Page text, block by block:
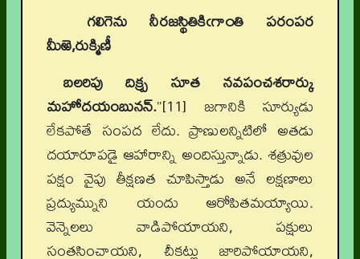
గలిగెను నీరజస్థితికిఁగా౦తి పరంపర
మీఱె,రుక్మిణీ
బలరిపు దిక్ప్ర సూత నవపంచశరార్కు
మహోదయంబునన్.”[11] జగానికి సూర్యుడు
లేకపోతే సంపద లేదు. ప్రాణులన్నిటిలో అతడు
దయారూపడై ఆహారాన్ని అందిస్తున్నాడు. శత్రువుల
పక్షం వైపు తీక్షణత చూపిస్తాడు అనే లక్షణాలు
ప్రద్యుమ్నుని యందు ఆరోపితమయ్యాయి.
వెన్నెలలు వాడిపోయాయని, పక్షులు
సంతసించాయని, చీకట్లు జారిపోయాయని,